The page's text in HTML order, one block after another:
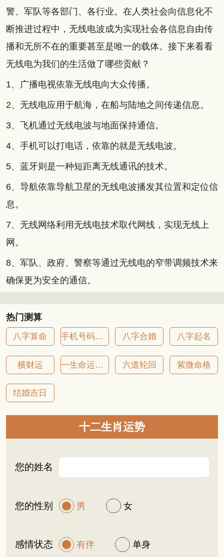
警、军队等各部门、各行业。在人类社会向信息化不
断推进过程中，无线电波成为实现社会各信息自由传
播和无所不在的重要甚至是唯一的载体。接下来看看
无线电为我们的生活做了哪些贡献？
1、广播电视依靠无线电向大众传播。
2、无线电应用于航海，在船与陆地之间传递信息。
3、飞机通过无线电波与地面保持通信。
4、手机可以打电话，依靠的就是无线电波。
5、蓝牙则是一种短距离无线通讯的技术。
6、导航依靠导航卫星的无线电波播发其位置和定位信
息。
7、无线网络利用无线电技术取代网线，实现无线上
网。
8、军队、政府、警察等通过无线电的窄带调频技术来
确保更为安全的通信。
热门测算
八字算命 手机号码吉凶 八字合婚 八字起名
横财运 一生命运详批 六道轮回 紫微命格
结婚吉日
十二生肖运势
您的姓名
您的性别 男 女
感情状态 有伴 单身